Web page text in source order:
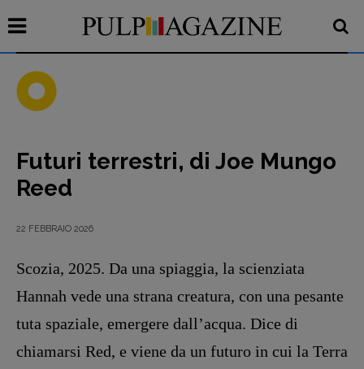
Recensioni
Interviste
Archeologie del
presente
Fumetti
Libro & Film
Futuri terrestri, di Joe Mungo
Reed
22 FEBBRAIO 2026
Scozia, 2025. Da una spiaggia, la scien­ziata
Hannah vede una strana creatura, con una pesante
tuta spaziale, emerge­re dall’acqua. Dice di
chiamarsi Red, e viene da un futuro in cui la Terra